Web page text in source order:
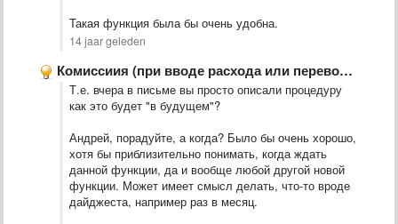
Такая функция была бы очень удобна.
14 jaar geleden
Комиссиия (при вводе расхода или перевода)
Т.е. вчера в письме вы просто описали процедуру
как это будет "в будущем"?
Андрей, порадуйте, а когда? Было бы очень хорошо,
хотя бы приблизительно понимать, когда ждать
данной функции, да и вообще любой другой новой
функции. Может имеет смысл делать, что-то вроде
дайджеста, например раз в месяц.